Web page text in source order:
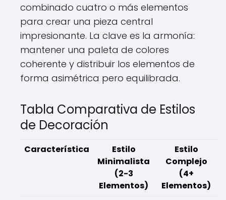
combinado cuatro o más elementos
para crear una pieza central
impresionante. La clave es la armonía:
mantener una paleta de colores
coherente y distribuir los elementos de
forma asimétrica pero equilibrada.
Tabla Comparativa de Estilos
de Decoración
Característica
Estilo
Minimalista
(2-3
Elementos)
Estilo
Complejo
(4+
Elementos)